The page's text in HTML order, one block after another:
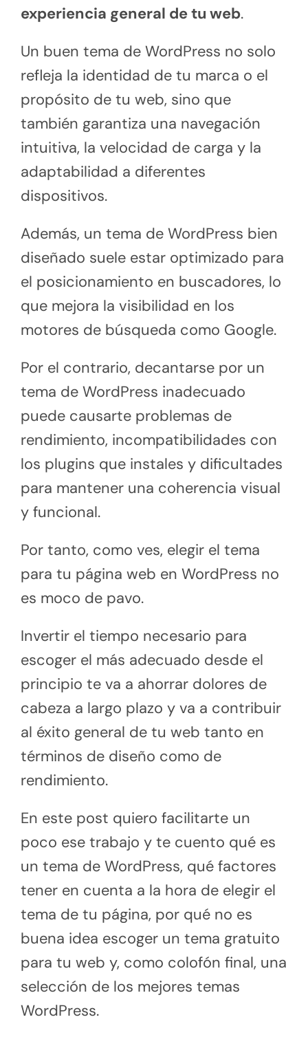
experiencia general de tu web.
Un buen tema de WordPress no solo
refleja la identidad de tu marca o el
propósito de tu web, sino que
también garantiza una navegación
intuitiva, la velocidad de carga y la
adaptabilidad a diferentes
dispositivos.
Además, un tema de WordPress bien
diseñado suele estar optimizado para
el posicionamiento en buscadores, lo
que mejora la visibilidad en los
motores de búsqueda como Google.
Por el contrario, decantarse por un
tema de WordPress inadecuado
puede causarte problemas de
rendimiento, incompatibilidades con
los plugins que instales y dificultades
para mantener una coherencia visual
y funcional.
Por tanto, como ves, elegir el tema
para tu página web en WordPress no
es moco de pavo.
Invertir el tiempo necesario para
escoger el más adecuado desde el
principio te va a ahorrar dolores de
cabeza a largo plazo y va a contribuir
al éxito general de tu web tanto en
términos de diseño como de
rendimiento.
En este post quiero facilitarte un
poco ese trabajo y te cuento qué es
un tema de WordPress, qué factores
tener en cuenta a la hora de elegir el
tema de tu página, por qué no es
buena idea escoger un tema gratuito
para tu web y, como colofón final, una
selección de los mejores temas
WordPress.